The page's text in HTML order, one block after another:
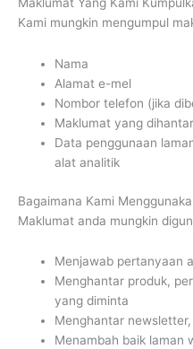
Kami mungkin mengumpul
Nama
Alamat e-mel
Nombor telefon (jika
Maklumat yang
Data penggunaan
alat analitik
Bagaimana Kami
Maklumat anda mungkin
Menjawab pertanyaan
Menghantar produk,
yang diminta
Menghantar
Menambah baik laman